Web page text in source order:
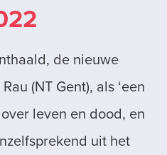
de nieuwe
(NT Gent), als ‘een
leven en dood, en
uit het